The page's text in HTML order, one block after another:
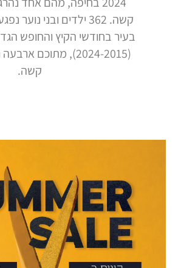
קשה. 362 ילדים ובני
בעיר בחודשי הקיץ והחופש
קשה.